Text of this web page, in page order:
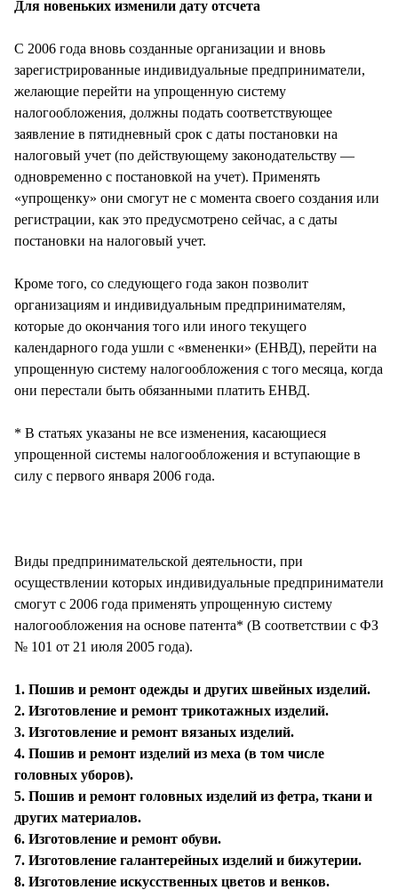
Для новеньких изменили дату отсчета
С 2006 года вновь созданные организации и вновь
зарегистрированные индивидуальные предприниматели,
желающие перейти на упрощенную систему
налогообложения, должны подать соответствующее
заявление в пятидневный срок с даты постановки на
налоговый учет (по действующему законодательству —
одновременно с постановкой на учет). Применять
«упрощенку» они смогут не с момента своего создания или
регистрации, как это предусмотрено сейчас, а с даты
постановки на налоговый учет.
Кроме того, со следующего года закон позволит
организациям и индивидуальным предпринимателям,
которые до окончания того или иного текущего
календарного года ушли с «вмененки» (ЕНВД), перейти на
упрощенную систему налогообложения с того месяца, когда
они перестали быть обязанными платить ЕНВД.
* В статьях указаны не все изменения, касающиеся
упрощенной системы налогообложения и вступающие в
силу с первого января 2006 года.
Виды предпринимательской деятельности, при
осуществлении которых индивидуальные предприниматели
смогут с 2006 года применять упрощенную систему
налогообложения на основе патента* (В соответствии с ФЗ
№ 101 от 21 июля 2005 года).
1. Пошив и ремонт одежды и других швейных изделий.
2. Изготовление и ремонт трикотажных изделий.
3. Изготовление и ремонт вязаных изделий.
4. Пошив и ремонт изделий из меха (в том числе
головных уборов).
5. Пошив и ремонт головных изделий из фетра, ткани и
других материалов.
6. Изготовление и ремонт обуви.
7. Изготовление галантерейных изделий и бижутерии.
8. Изготовление искусственных цветов и венков.